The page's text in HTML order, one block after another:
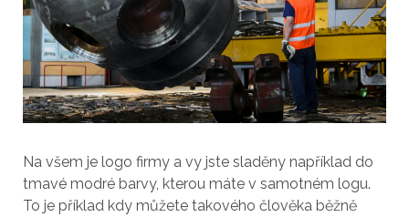
Na všem je logo firmy a vy jste sladěny například do
tmavé modré barvy, kterou máte v samotném logu.
To je příklad kdy můžete takového člověka běžně